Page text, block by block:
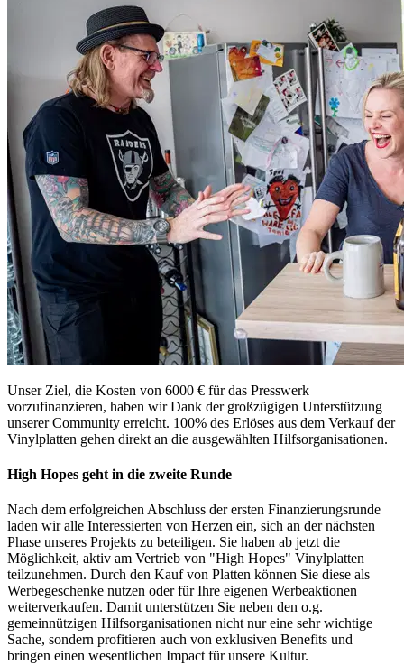
Unser Ziel, die Kosten von 6000 € für das Presswerk
vorzufinanzieren, haben wir Dank der großzügigen Unterstützung
unserer Community erreicht. 100% des Erlöses aus dem Verkauf der
Vinylplatten gehen direkt an die ausgewählten Hilfsorganisationen.
High Hopes geht in die zweite Runde
Nach dem erfolgreichen Abschluss der ersten Finanzierungsrunde
laden wir alle Interessierten von Herzen ein, sich an der nächsten
Phase unseres Projekts zu beteiligen. Sie haben ab jetzt die
Möglichkeit, aktiv am Vertrieb von "High Hopes" Vinylplatten
teilzunehmen. Durch den Kauf von Platten können Sie diese als
Werbegeschenke nutzen oder für Ihre eigenen Werbeaktionen
weiterverkaufen. Damit unterstützen Sie neben den o.g.
gemeinnützigen Hilfsorganisationen nicht nur eine sehr wichtige
Sache, sondern profitieren auch von exklusiven Benefits und
bringen einen wesentlichen Impact für unsere Kultur.